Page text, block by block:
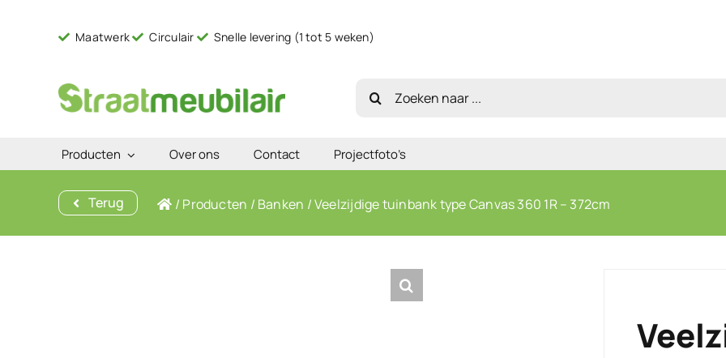
Maatwerk Circulair Snelle levering (1 tot 5 weken)
naar:
Producten Over ons Contact Projectfoto’s
Terug / Producten / Banken /Veelzijdige tuinbank type Canvas 360 1R – 372cm